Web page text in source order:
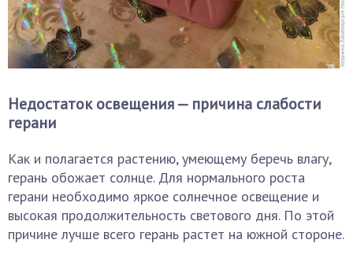
Недостаток освещения — причина слабости
герани
Как и полагается растению, умеющему беречь влагу,
герань обожает солнце. Для нормального роста
герани необходимо яркое солнечное освещение и
высокая продолжительность светового дня. По этой
причине лучше всего герань растет на южной стороне.